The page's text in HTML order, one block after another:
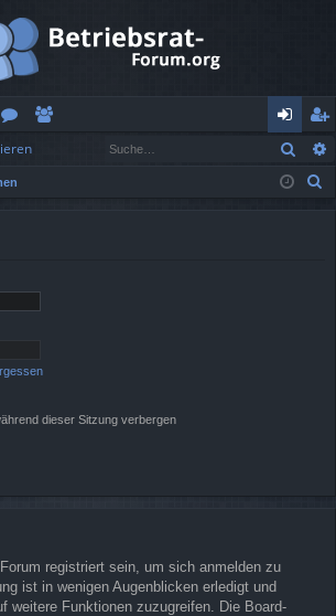
or
en
n
m
eg
ist
dieser Sitzung verbergen
registriert sein, um sich anmelden zu
ist in wenigen Augenblicken erledigt und
weitere Funktionen zuzugreifen. Die Board-